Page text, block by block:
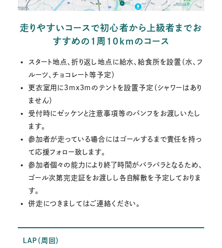
走りやすいコースで初心者から上級者までお
すすめの１周１０kmのコース
スタート地点、折り返し地点に給水、給食所を設置（水、フ
ルーツ、チョコレート等予定）
更衣室用に3mx3mのテントを設置予定（シャワーはあり
ません）
受付時にゼッケンと注意事項等のパンフをお渡しいたし
ます。
参加者が走っている場合にはゴールするまで責任を持っ
て応援フォロー致します。
参加者個々の能力により終了時間がバラバラとなるため、
ゴール次第完走証をお渡しし各自解散を予定しておりま
す。
併走につきましてはご連絡ください。
LAP（周回）